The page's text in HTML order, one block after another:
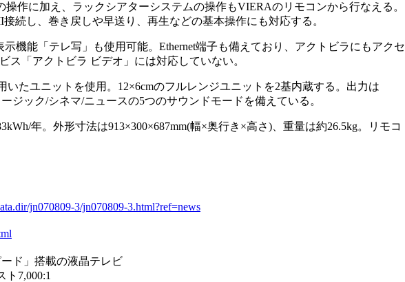
作に加え、ラックシアターシステムの操作もVIERAのリモコンから行なえる。
続し、巻き戻しや早送り、再生などの基本操作にも対応する。
機能「テレ写」も使用可能。Ethernet端子も備えており、アクトビラにもアクセ
ス「アクトビラ ビデオ」には対応していない。
たユニットを使用。12×6cmのフルレンジユニットを2基内蔵する。出力は
ジック/シネマ/ニュースの5つのサウンドモードを備えている。
年。外形寸法は913×300×687mm(幅×奥行き×高さ)、重量は約26.5kg。リモコ
jn070809-3/jn070809-3.html?ref=news
ド」搭載の液晶テレビ
ト7,000:1